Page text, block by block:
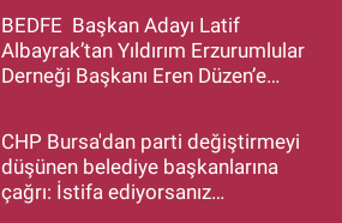
BEDFE Başkan Adayı Latif
Albayrak’tan Yıldırım Erzurumlular
Derneği Başkanı Eren Düzen’e
CHP Bursa'dan parti değiştirmeyi
düşünen belediye başkanlarına
çağrı: İstifa ediyorsanız